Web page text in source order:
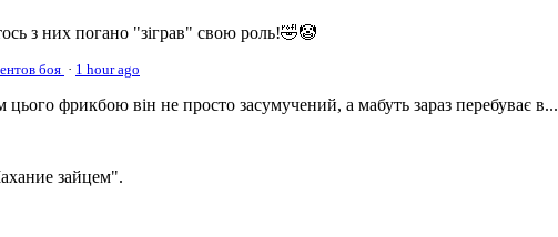
з них погано "зіграв" свою роль!🤣🤡
боя · 1 hour ago
цього фрикбою він не просто засумучений, а мабуть зараз перебуває в...
зайцем".